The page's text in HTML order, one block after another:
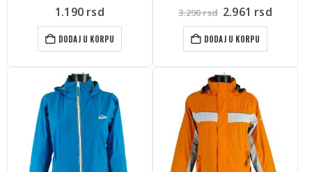
1.190 rsd
DODAJ U KORPU
3.290rsd Originalna
je
bila:
3.290 rsd.
2.961 rsd
DODAJ U KORPU